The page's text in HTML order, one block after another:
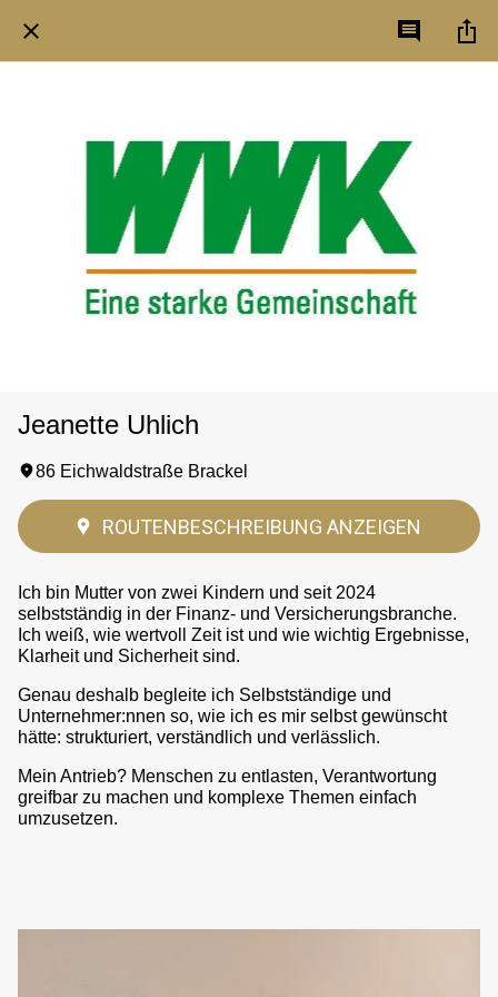
Jeanette Uhlich
86 Eichwaldstraße Brackel
ROUTENBESCHREIBUNG ANZEIGEN
Ich bin Mutter von zwei Kindern und seit 2024
selbstständig in der Finanz- und Versicherungsbranche.
Ich weiß, wie wertvoll Zeit ist und wie wichtig Ergebnisse,
Klarheit und Sicherheit sind.
Genau deshalb begleite ich Selbstständige und
Unternehmer:nnen so, wie ich es mir selbst gewünscht
hätte: strukturiert, verständlich und verlässlich.
Mein Antrieb? Menschen zu entlasten, Verantwortung
greifbar zu machen und komplexe Themen einfach
umzusetzen.